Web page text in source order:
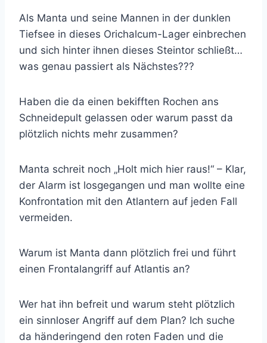
Als Manta und seine Mannen in der dunklen
Tiefsee in dieses Orichalcum-Lager einbrechen
und sich hinter ihnen dieses Steintor schließt…
was genau passiert als Nächstes???
Haben die da einen bekifften Rochen ans
Schneidepult gelassen oder warum passt da
plötzlich nichts mehr zusammen?
Manta schreit noch „Holt mich hier raus!“ – Klar,
der Alarm ist losgegangen und man wollte eine
Konfrontation mit den Atlantern auf jeden Fall
vermeiden.
Warum ist Manta dann plötzlich frei und führt
einen Frontalangriff auf Atlantis an?
Wer hat ihn befreit und warum steht plötzlich
ein sinnloser Angriff auf dem Plan? Ich suche
da händeringend den roten Faden und die